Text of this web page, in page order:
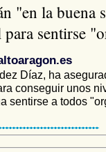
"en la buena
sentirse
Díaz, ha
conseguir unos
sentirse a todos